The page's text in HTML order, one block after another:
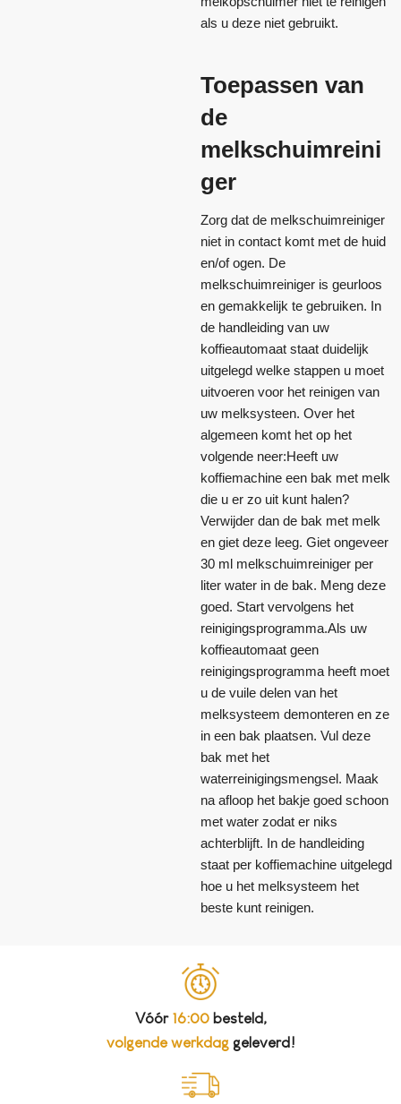
als u deze niet gebruikt.
Toepassen van
de
melkschuimreini
ger
Zorg dat de melkschuimreiniger
niet in contact komt met de huid
en/of ogen. De
melkschuimreiniger is geurloos
en gemakkelijk te gebruiken. In
de handleiding van uw
koffieautomaat staat duidelijk
uitgelegd welke stappen u moet
uitvoeren voor het reinigen van
uw melksysteen. Over het
algemeen komt het op het
volgende neer:Heeft uw
koffiemachine een bak met melk
die u er zo uit kunt halen?
Verwijder dan de bak met melk
en giet deze leeg. Giet ongeveer
30 ml melkschuimreiniger per
liter water in de bak. Meng deze
goed. Start vervolgens het
reinigingsprogramma.Als uw
koffieautomaat geen
reinigingsprogramma heeft moet
u de vuile delen van het
melksysteem demonteren en ze
in een bak plaatsen. Vul deze
bak met het
waterreinigingsmengsel. Maak
na afloop het bakje goed schoon
met water zodat er niks
achterblijft. In de handleiding
staat per koffiemachine uitgelegd
hoe u het melksysteem het
beste kunt reinigen.
Vóór 16:00besteld,
volgende werkdaggeleverd!